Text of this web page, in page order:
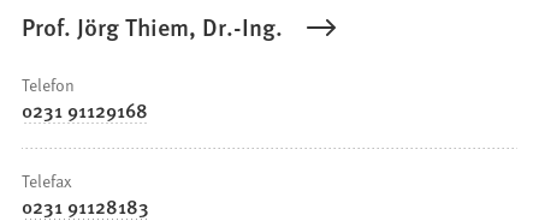
Prof. Jörg Thiem, Dr.-Ing.
Telefon
0231 91129168
Telefax
0231 91128183